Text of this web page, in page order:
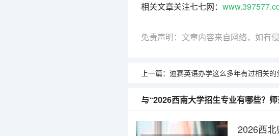
相关文章关注七七网：
免责声明：文章内容来自网络，如有
上一篇： 迪赛英语办学这么多年有过相关的负面风险或者跑路纠纷
与“2026西南大学招生专业有哪些？
2026西